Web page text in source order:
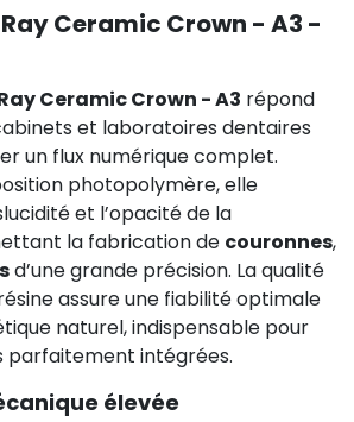
Ceramic Crown - A3 -
Ceramic Crown - A3 répond
et laboratoires dentaires
un flux numérique complet.
photopolymère, elle
et l’opacité de la
la fabrication de couronnes,
d’une grande précision. La qualité
assure une fiabilité optimale
naturel, indispensable pour
parfaitement intégrées.
élevée